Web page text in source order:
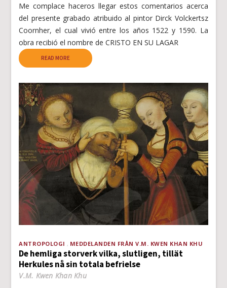
Me complace haceros llegar estos comentarios acerca
del presente grabado atribuido al pintor Dirck Volckertsz
Coornher, el cual vivió entre los años 1522 y 1590. La
obra recibió el nombre de CRISTO EN SU LAGAR
READ MORE
ANTROPOLOGI MEDDELANDEN FRÅN V.M. KWEN KHAN KHU
De hemliga storverk vilka, slutligen, tillät
Herkules nå sin totala befrielse
V.M. Kwen Khan Khu